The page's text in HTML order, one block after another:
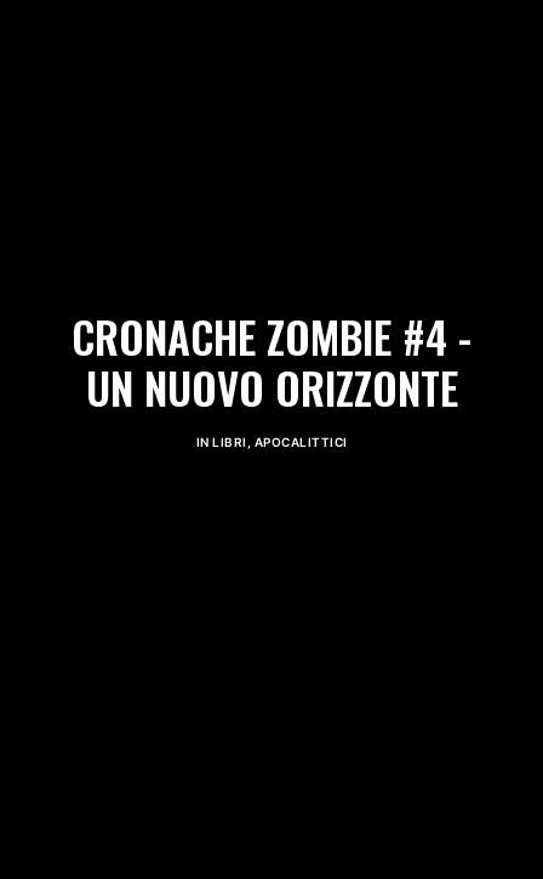
CRONACHE ZOMBIE #4 -
UN NUOVO ORIZZONTE
IN LIBRI APOCALITTICI